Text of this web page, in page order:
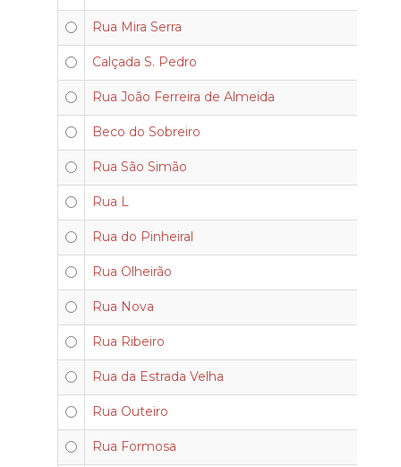
Rua Mira Serra
Calçada S. Pedro
Rua João Ferreira de Almeida
Beco do Sobreiro
Rua São Simão
Rua L
Rua do Pinheiral
Rua Olheirão
Rua Nova
Rua Ribeiro
Rua da Estrada Velha
Rua Outeiro
Rua Formosa